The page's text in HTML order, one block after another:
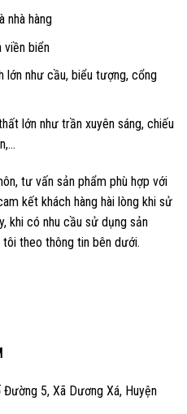
nhà hàng
viền biển
lớn như cầu, biểu tượng, cổng
lớn như trần xuyên sáng, chiếu
tư vấn sản phẩm phù hợp với
kết khách hàng hài lòng khi sử
khi có nhu cầu sử dụng sản
tôi theo thông tin bên dưới.
5, Xã Dương Xá, Huyện